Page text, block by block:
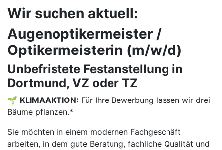
Wir suchen aktuell:
Augenoptikermeister /
Optikermeisterin (m/w/d)
Unbefristete Festanstellung in
Dortmund, VZ oder TZ
🌱 KLIMAAKTION: Für Ihre Bewerbung lassen wir drei
Bäume pflanzen.*
Sie möchten in einem modernen Fachgeschäft
arbeiten, in dem gute Beratung, fachliche Qualität und